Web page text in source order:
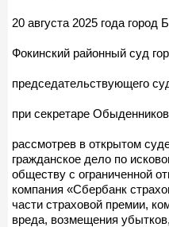
20 августа 2025 года город
Фокинский районный суд
председательствующего
при секретаре
рассмотрев в открытом
гражданское дело по
обществу с ограниченной
компания «Сбербанк
части страховой премии,
вреда, возмещения убытков,